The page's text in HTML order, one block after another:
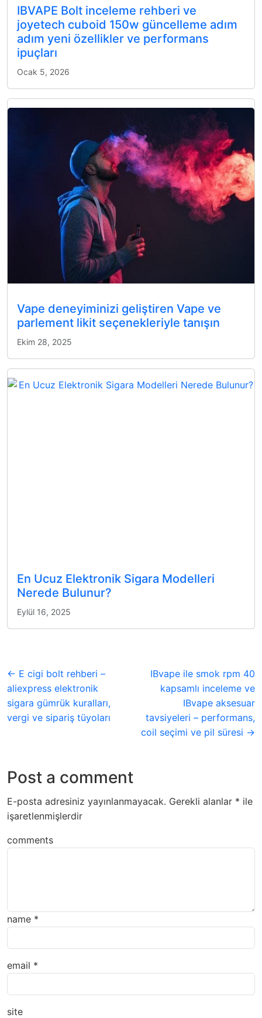
IBVAPE Bolt inceleme rehberi ve
joyetech cuboid 150w güncelleme adım
adım yeni özellikler ve performans
ipuçları
Ocak 5, 2026
Vape deneyiminizi geliştiren Vape ve
parlement likit seçenekleriyle tanışın
Ekim 28, 2025
En Ucuz Elektronik Sigara Modelleri
Nerede Bulunur?
Eylül 16, 2025
← E cigi bolt rehberi –
aliexpress elektronik
sigara gümrük kuralları,
vergi ve sipariş tüyoları
IBvape ile smok rpm 40
kapsamlı inceleme ve
IBvape aksesuar
tavsiyeleri – performans,
coil seçimi ve pil süresi →
Post a comment
E-posta adresiniz yayınlanmayacak. Gerekli alanlar * ile
işaretlenmişlerdir
comments
name *
email *
site